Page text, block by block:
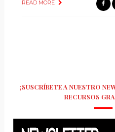
READ MORE
¡SUSCRÍBETE A NUESTRO
RECURSOS